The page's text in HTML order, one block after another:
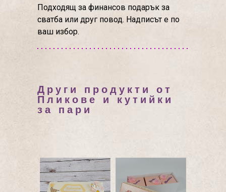
Подходящ за финансов подарък за
сватба или друг повод. Надписът е по
ваш избор.
Други продукти от
Пликове и кутийки
за пари